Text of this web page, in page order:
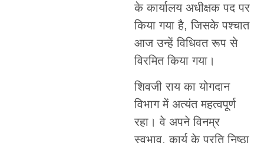
के कार्यालय अधीक्षक पद पर
किया गया है, जिसके पश्चात
आज उन्हें विधिवत रूप से
विरमित किया गया।
शिवजी राय का योगदान
विभाग में अत्यंत महत्वपूर्ण
रहा। वे अपने विनम्र
स्वभाव, कार्य के प्रति निष्ठा